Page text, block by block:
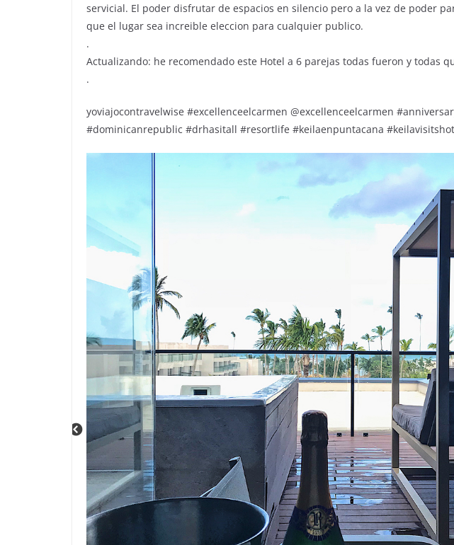
servicial. El poder disfrutar de espacios en silencio pero a la vez de poder
que el lugar sea increible eleccion para cualquier publico.
.
Actualizando: he recomendado este Hotel a 6 parejas todas fueron y todas
.
yoviajocontravelwise #excellenceelcarmen @excellenceelcarmen
#dominicanrepublic #drhasitall #resortlife #keilaenpuntacana